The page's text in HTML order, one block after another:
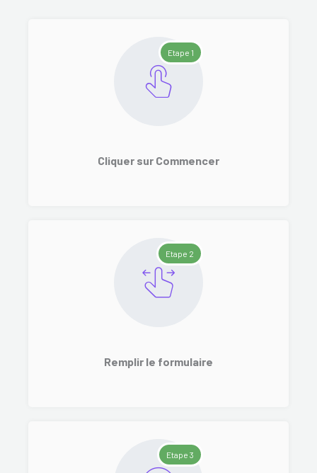
Etape 1
Cliquer sur Commencer
Etape 2
Remplir le formulaire
Etape 3